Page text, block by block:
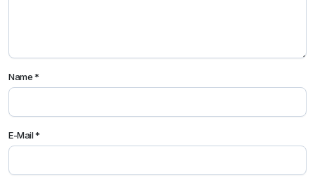
Name*
E-Mail*